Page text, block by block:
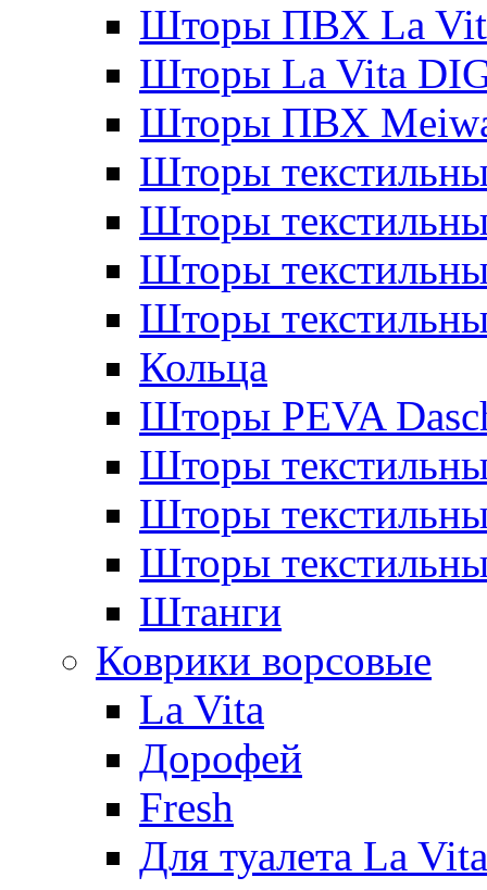
Шторы ПВХ La
Шторы La Vita
Шторы ПВХ
Шторы
Шторы
Шторы
Шторы
Кольца
Шторы PEVA
Шторы
Шторы
Шторы
Штанги
Коврики ворсовые
La Vita
Дорофей
Fresh
Для туалета La Vita